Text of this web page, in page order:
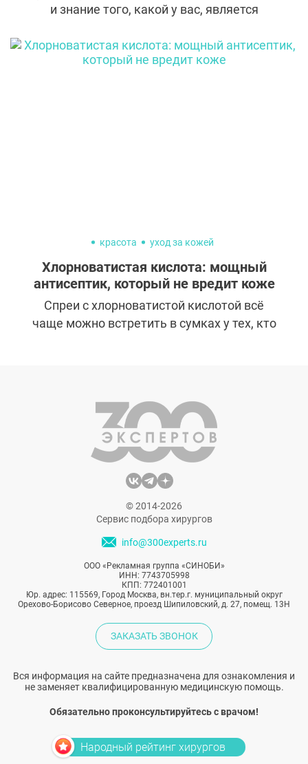
и знание того, какой у вас, является
всего за ней ухаживать.
красота уход за кожей
Хлорноватистая кислота: мощный
антисептик, который не вредит коже
Спреи с хлорноватистой кислотой всё
чаще можно встретить в сумках у тех, кто
насколько безопасно наносить этот
компонент на лицо? Разбираемся, что
такое хлорноватистая кислота и как она
может стать незаменимым помощником в
уходе за кожей.
© 2014-2026
Сервис подбора хирургов
info@300experts.ru
ООО «Рекламная группа «СИНОБИ»
ИНН: 7743705998
КПП: 772401001
Юр. адрес: 115569, Город Москва, вн.тер.г. муниципальный округ
Орехово-Борисово Северное, проезд Шипиловский, д. 27, помещ. 13Н
ЗАКАЗАТЬ ЗВОНОК
Вся информация на сайте предназначена для ознакомления и
не заменяет квалифицированную медицинскую помощь.
Обязательно проконсультируйтесь с врачом!
Народный рейтинг хирургов